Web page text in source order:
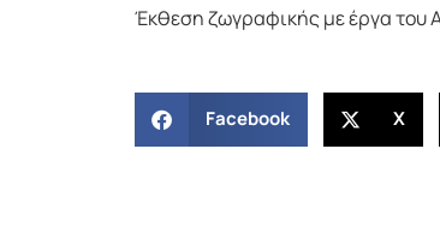
Έκθεση ζωγραφικής με έργα του
Facebook X